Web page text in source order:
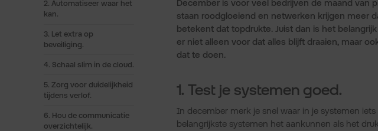
2. Automatiseer waar het
kan.
3. Let extra op
beveiliging.
4. Schaal slim in de cloud.
5. Zorg voor duidelijkheid
tijdens verlof.
6. Hou de communicatie
overzichtelijk.
December is voor veel bedrijven de maand van
staan roodgloeiend en netwerken krijgen meer
betekent dat topdrukte. Juist dan is het
er niet alleen voor dat alles blijft draaien, maar
dat te doen.
1. Test je systemen goed.
In december merk je snel waar in je systemen
belangrijkste systemen het aankunnen als het